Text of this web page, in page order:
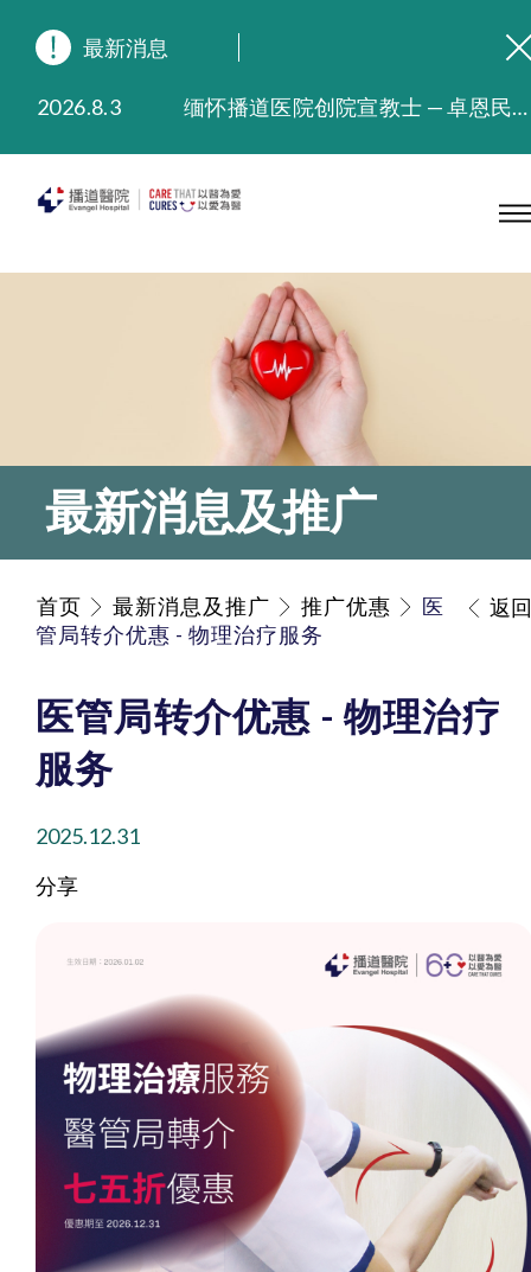
最新消息
2026.8.3
缅怀播道医院创院宣教士 — 卓恩民医生香港追思会
2025.9.23
本院在暴雨或台风警告信号 (包括黑色暴雨及8号或以上热带气旋警告信号) 下，仍会维持有限度服务。如有查询，可致电2711 5222。
2025.7.21
播道医院手机App已推出查阅病歷记录及求诊资料功能，请即下载
最新消息及推广
首页 最新消息及推广 推广优惠
医
管局转介优惠 - 物理治疗服务
返回
医管局转介优惠 - 物理治疗
服务
2025.12.31
分享